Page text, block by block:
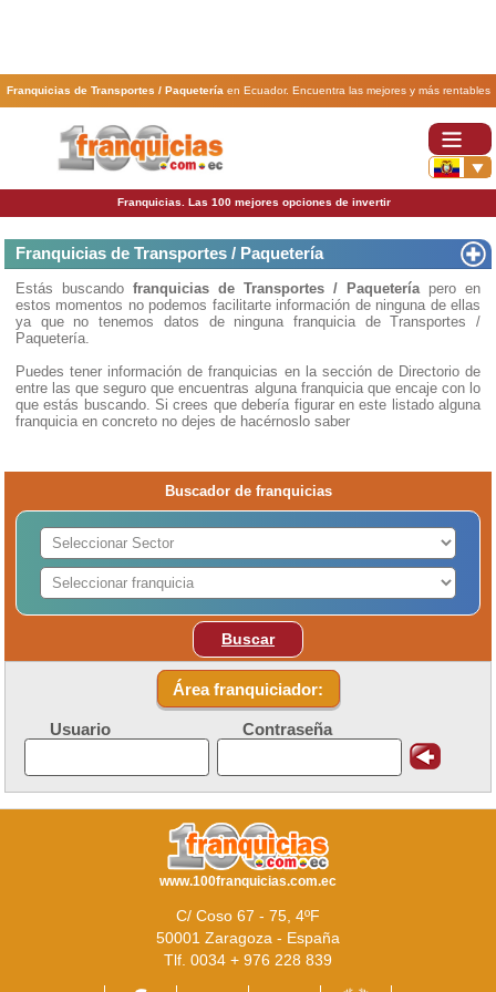
Franquicias de Transportes / Paquetería en Ecuador. Encuentra las mejores y más rentables
franquicias de Transportes / Paquetería . Abre tu negocio a través de una franquicia barata,
rentable y segura.
Franquicias. Las 100 mejores opciones de invertir
Franquicias de Transportes / Paquetería
Estás buscando franquicias de Transportes / Paquetería pero en
estos momentos no podemos facilitarte información de ninguna de ellas
ya que no tenemos datos de ninguna franquicia de Transportes /
Paquetería.
Puedes tener información de franquicias en la sección de Directorio de
entre las que seguro que encuentras alguna franquicia que encaje con lo
que estás buscando. Si crees que debería figurar en este listado alguna
franquicia en concreto no dejes de hacérnoslo saber
Buscador de franquicias
Buscar
Área franquiciador:
Usuario Contraseña
www.100franquicias.com.ec
C/ Coso 67 - 75, 4ºF
50001 Zaragoza - España
Tlf. 0034 + 976 228 839